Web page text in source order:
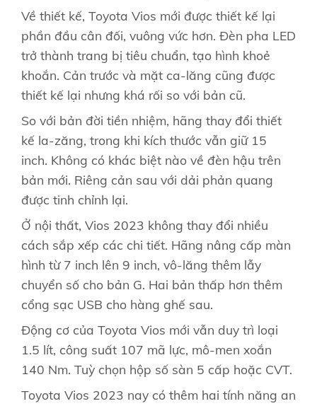
Về thiết kế, Toyota Vios mới được thiết kế lại
phần đầu cân đối, vuông vức hơn. Đèn pha LED
trở thành trang bị tiêu chuẩn, tạo hình khoẻ
khoắn. Cản trước và mặt ca-lăng cũng được
thiết kế lại nhưng khá rối so với bản cũ.
So với bản đời tiền nhiệm, hãng thay đổi thiết
kế la-zăng, trong khi kích thước vẫn giữ 15
inch. Không có khác biệt nào về đèn hậu trên
bản mới. Riêng cản sau với dải phản quang
được tinh chỉnh lại.
Ở nội thất, Vios 2023 không thay đổi nhiều
cách sắp xếp các chi tiết. Hãng nâng cấp màn
hình từ 7 inch lên 9 inch, vô-lăng thêm lẫy
chuyển số cho bản G. Hai bản thấp hơn thêm
cổng sạc USB cho hàng ghế sau.
Động cơ của Toyota Vios mới vẫn duy trì loại
1.5 lít, công suất 107 mã lực, mô-men xoắn
140 Nm. Tuỳ chọn hộp số sàn 5 cấp hoặc CVT.
Toyota Vios 2023 nay có thêm hai tính năng an